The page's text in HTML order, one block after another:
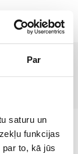
Par
saturu un
funkcijas
to, kā jūs
LT